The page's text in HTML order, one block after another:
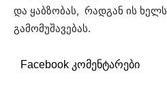
და ყაბზობას, რადგან ის
გამომუშავებას.
Facebook კომენტარები